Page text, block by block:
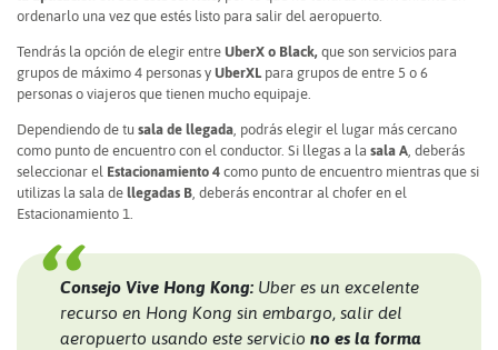
ordenarlo una vez que estés listo para salir del aeropuerto.
Tendrás la opción de elegir entre UberX o Black, que son servicios para
grupos de máximo 4 personas y UberXL para grupos de entre 5 o 6
personas o viajeros que tienen mucho equipaje.
Dependiendo de tu sala de llegada , podrás elegir el lugar más cercano
como punto de encuentro con el conductor. Si llegas a la sala A , deberás
seleccionar el Estacionamiento 4 como punto de encuentro mientras que si
utilizas la sala de llegadas B , deberás encontrar al chofer en el
Estacionamiento 1.
Consejo Vive Hong Kong: Uber es un excelente
recurso en Hong Kong sin embargo, salir del
aeropuerto usando este servicio no es la forma